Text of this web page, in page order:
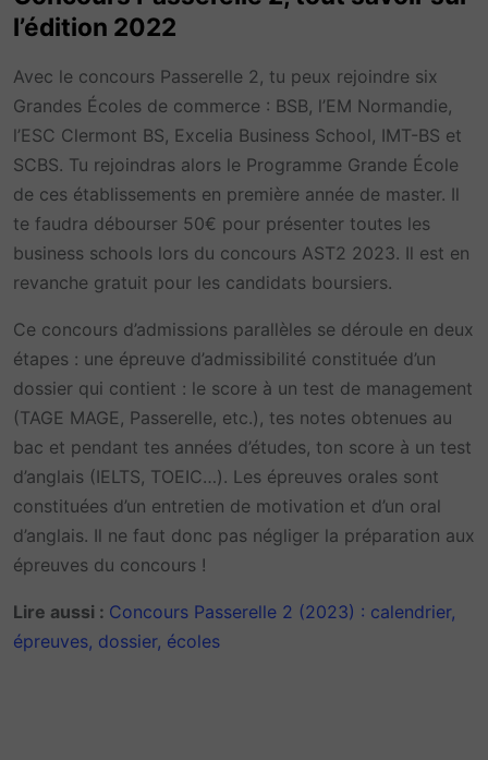
l’édition 2022
Avec le concours Passerelle 2, tu peux rejoindre six
Grandes Écoles de commerce : BSB, l’EM Normandie,
l’ESC Clermont BS, Excelia Business School, IMT-BS et
SCBS. Tu rejoindras alors le Programme Grande École
de ces établissements en première année de master. Il
te faudra débourser 50€ pour présenter toutes les
business schools lors du concours AST2 2023. Il est en
revanche gratuit pour les candidats boursiers.
Ce concours d’admissions parallèles se déroule en deux
étapes : une épreuve d’admissibilité constituée d’un
dossier qui contient : le score à un test de management
(TAGE MAGE, Passerelle, etc.), tes notes obtenues au
bac et pendant tes années d’études, ton score à un test
d’anglais (IELTS, TOEIC…). Les épreuves orales sont
constituées d’un entretien de motivation et d’un oral
d’anglais. Il ne faut donc pas négliger la préparation aux
épreuves du concours !
Lire aussi : Concours Passerelle 2 (2023) : calendrier,
épreuves, dossier, écoles